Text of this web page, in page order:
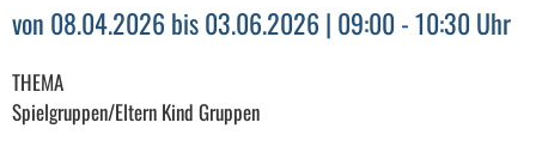
von 08.04.2026 bis 03.06.2026 | 09:00 - 10:30 Uhr
THEMA
Spielgruppen/Eltern Kind Gruppen